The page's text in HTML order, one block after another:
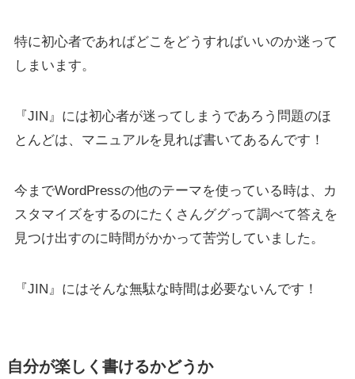
特に初心者であればどこをどうすればいいのか迷って
しまいます。
『JIN』には初心者が迷ってしまうであろう問題のほ
とんどは、マニュアルを見れば書いてあるんです！
今までWordPressの他のテーマを使っている時は、カ
スタマイズをするのにたくさんググって調べて答えを
見つけ出すのに時間がかかって苦労していました。
『JIN』にはそんな無駄な時間は必要ないんです！
自分が楽しく書けるかどうか